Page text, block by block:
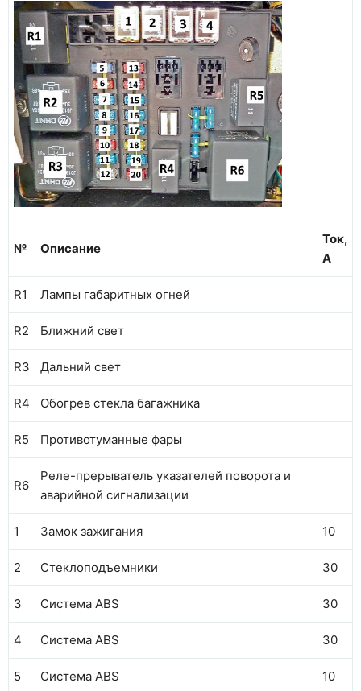
№ Описание
Ток,
А
R1 Лампы габаритных огней
R2 Ближний свет
R3 Дальний свет
R4 Обогрев стекла багажника
R5 Противотуманные фары
R6
Реле-прерыватель указателей поворота и
аварийной сигнализации
1 Замок зажигания 10
2 Стеклоподъемники 30
3 Система ABS 30
4 Система ABS 30
5 Система ABS 10